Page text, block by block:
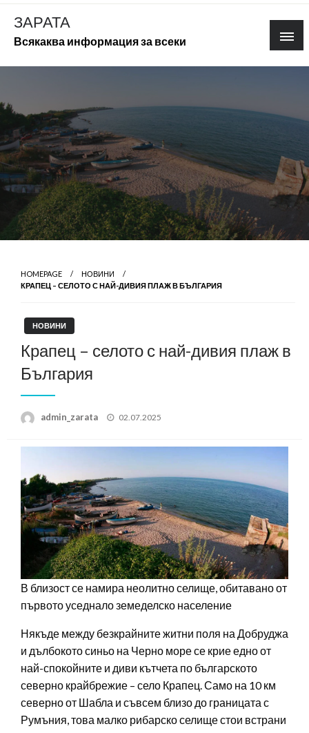
Skip
content
ЗАРАТА
Всякаква информация за всеки
HOMEPAGE
НОВИНИ
КРАПЕЦ – СЕЛОТО С НАЙ-ДИВИЯ ПЛАЖ В БЪЛГАРИЯ
НОВИНИ
Крапец – селото с най-дивия плаж в
България
admin_zarata
Posted
02.07.2025
В близост се намира неолитно селище, обитавано от
първото уседнало земеделско население
Някъде между безкрайните житни поля на Добруджа
и дълбокото синьо на Черно море се крие едно от
най-спокойните и диви кътчета по българското
северно крайбрежие – село Крапец. Само на 10 км
северно от Шабла и съвсем близо до границата с
Румъния, това малко рибарско селище стои встрани